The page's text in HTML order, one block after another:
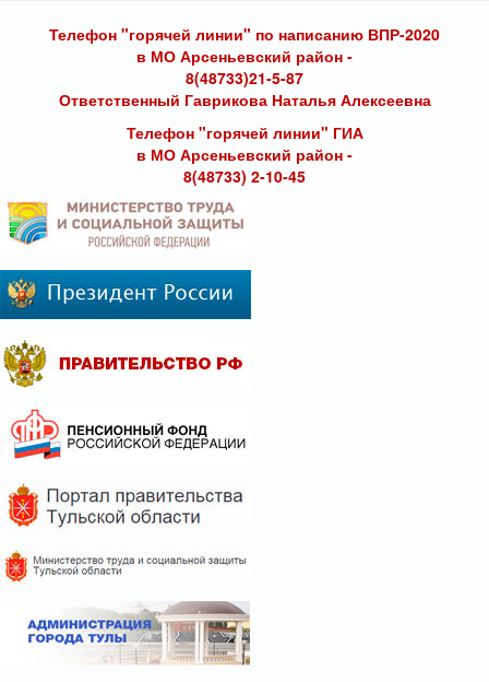
Телефон "горячей линии" по написанию ВПР-2020
в МО Арсеньевский район -
8(48733)21-5-87
Ответственный Гаврикова Наталья Алексеевна
Телефон "горячей линии" ГИА
в МО Арсеньевский район -
8(48733) 2-10-45